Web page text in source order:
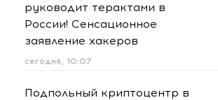
руководит терактами в
России! Сенсационное
заявление хакеров
сегодня, 10:07
Подпольный криптоцентр в